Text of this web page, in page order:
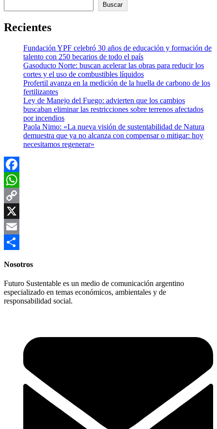
Buscar
Recientes
Fundación YPF celebró 30 años de educación y formación de
talento con 250 becarios de todo el país
Gasoducto Norte: buscan acelerar las obras para reducir los
cortes y el uso de combustibles líquidos
Profertil avanza en la medición de la huella de carbono de los
fertilizantes
Ley de Manejo del Fuego: advierten que los cambios
buscaban eliminar las restricciones sobre terrenos afectados
por incendios
Paola Nimo: «La nueva visión de sustentabilidad de Natura
demuestra que ya no alcanza con compensar o mitigar: hoy
necesitamos regenerar»
Facebook
WhatsApp
Copy
Link
X
Email
Nosotros
Futuro Sustentable es un medio de comunicación argentino
especializado en temas económicos, ambientales y de
responsabilidad social.